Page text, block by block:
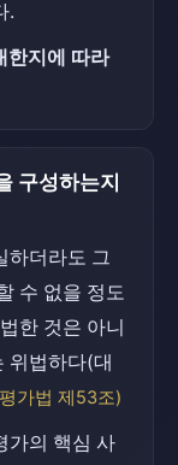
.
한지에 따라
구성하는지
하더라도 그
수 없을 정도
한 것은 아니
위법하다(대
가법 제53조)
가의 핵심 사